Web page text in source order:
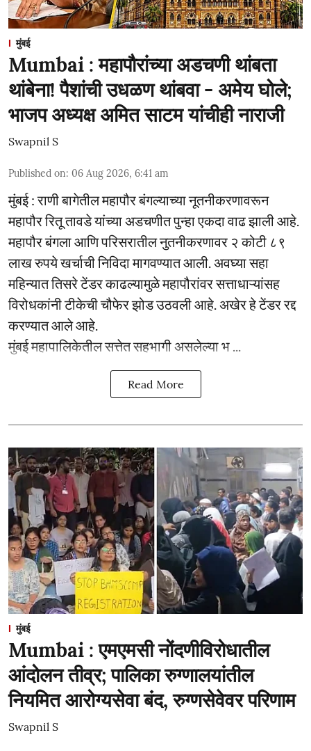
मुंबई
Mumbai : महापौरांच्या अडचणी थांबता
थांबेना! पैशांची उधळण थांबवा - अमेय घोले;
भाजप अध्यक्ष अमित साटम यांचीही नाराजी
Swapnil S
Published on: 06 Aug 2026, 6:41 am
मुंबई : राणी बागेतील महापौर बंगल्याच्या नूतनीकरणावरून
महापौर रितू तावडे यांच्या अडचणीत पुन्हा एकदा वाढ झाली आहे.
महापौर बंगला आणि परिसरातील नुतनीकरणावर २ कोटी ८९
लाख रुपये खर्चाची निविदा मागवण्यात आली. अवघ्या सहा
महिन्यात तिसरे टेंडर काढल्यामुळे महापौरांवर सत्ताधाऱ्यांसह
विरोधकांनी टीकेची चौफेर झोड उठवली आहे. अखेर हे टेंडर रद्द
करण्यात आले आहे.
मुंबई महापालिकेतील सत्तेत सहभागी असलेल्या भ ...
Read More
मुंबई
Mumbai : एमएमसी नोंदणीविरोधातील
आंदोलन तीव्र; पालिका रुग्णालयांतील
नियमित आरोग्यसेवा बंद, रुग्णसेवेवर परिणाम
Swapnil S